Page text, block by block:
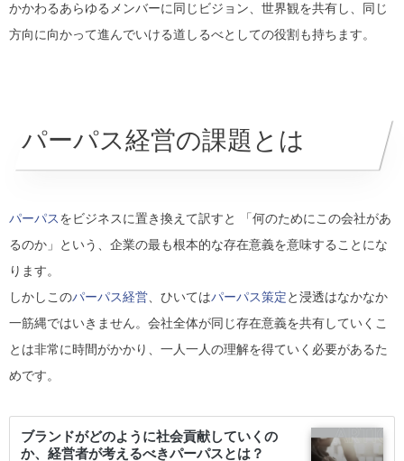
かかわるあらゆるメンバーに同じビジョン、世界観を共有し、同じ
方向に向かって進んでいける道しるべとしての役割も持ちます。
パーパス経営の課題とは
パーパスをビジネスに置き換えて訳すと 「何のためにこの会社があ
るのか」という、企業の最も根本的な存在意義を意味することにな
ります。
しかしこのパーパス経営 、ひいてはパーパス策定と浸透はなかなか
一筋縄ではいきません。会社全体が同じ存在意義を共有していくこ
とは非常に時間がかかり、一人一人の理解を得ていく必要があるた
めです。